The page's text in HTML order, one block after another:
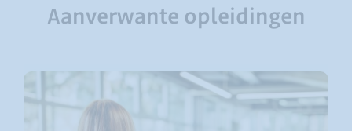
Aanverwante opleidingen